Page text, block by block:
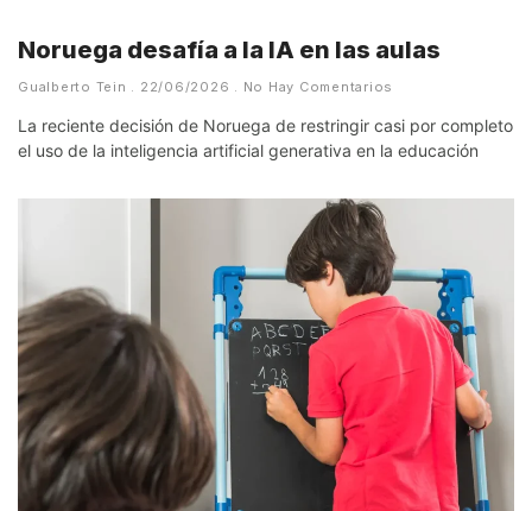
Noruega desafía a la IA en las aulas
Gualberto Tein 22/06/2026 No Hay Comentarios
La reciente decisión de Noruega de restringir casi por completo
el uso de la inteligencia artificial generativa en la educación